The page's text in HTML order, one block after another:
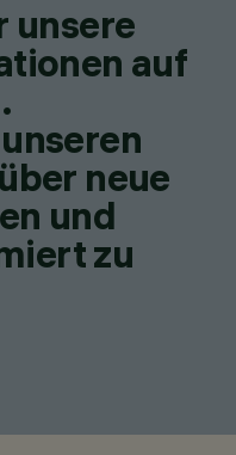
unsere
auf
neue
und
zu